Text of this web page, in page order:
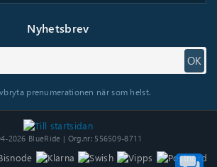
Nyhetsbrev
OK
prenumerationen när som helst.
2026 BlueRide | Org.nr: 556509-8711